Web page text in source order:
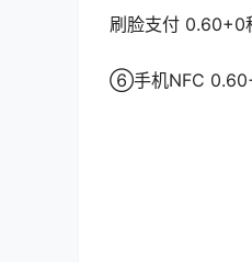
刷脸支付 0.60+0
⑥手机NFC